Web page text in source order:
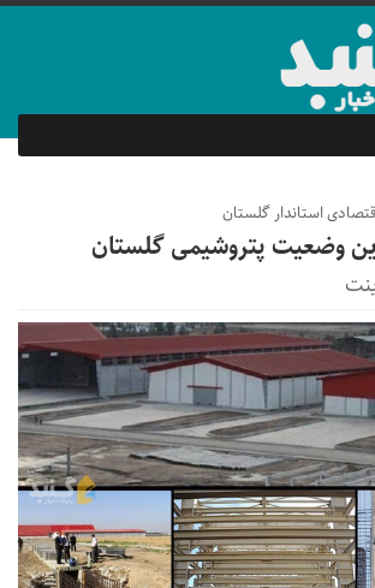
استاندار گلستان
وضعیت پتروشیمی گلستان